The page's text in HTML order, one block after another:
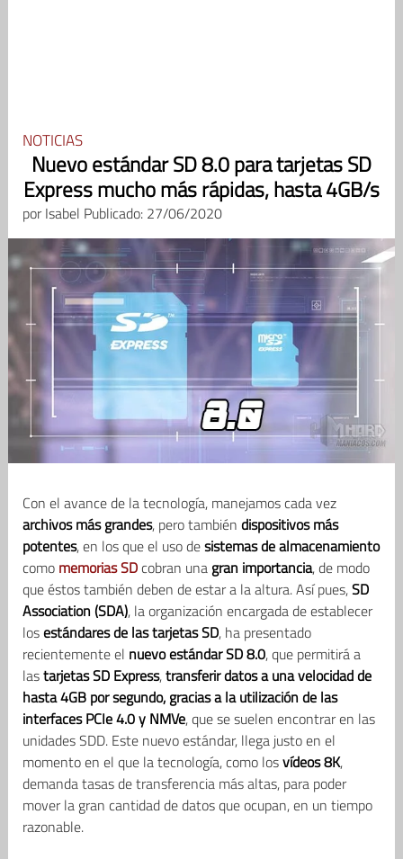
NOTICIAS
Nuevo estándar SD 8.0 para tarjetas SD
Express mucho más rápidas, hasta 4GB/s
porIsabel Publicado: 27/06/2020
Con el avance de la tecnología, manejamos cada vez
archivos más grandes, pero también dispositivos más
potentes, en los que el uso desistemas de almacenamiento
como memorias SDcobran una gran importancia, de modo
que éstos también deben de estar a la altura. Así pues,SD
Association (SDA), la organización encargada de establecer
losestándares de las tarjetas SD, ha presentado
recientemente el nuevo estándar SD 8.0, que permitirá a
lastarjetas SD Express,transferir datos a una velocidad de
hasta 4GB por segundo, gracias a la utilización de las
interfaces PCIe 4.0 y NMVe, que se suelen encontrar en las
unidades SDD. Este nuevo estándar, llega justo en el
momento en el que la tecnología, como losvídeos 8K,
demanda tasas de transferencia más altas, para poder
mover la gran cantidad de datos que ocupan, en un tiempo
razonable.